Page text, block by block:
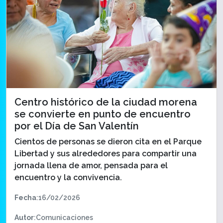
Centro histórico de la ciudad morena
se convierte en punto de encuentro
por el Día de San Valentín
Cientos de personas se dieron cita en el Parque
Libertad y sus alrededores para compartir una
jornada llena de amor, pensada para el
encuentro y la convivencia.
Fecha:16/02/2026
Autor:Comunicaciones